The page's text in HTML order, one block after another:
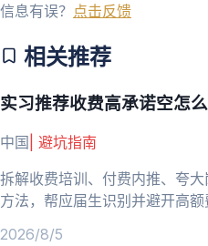
信息有误？ 点击反馈
相关推荐
实习推荐收费高承诺空怎
中国 避坑指南
拆解收费培训、付费内推、夸
方法，帮应届生识别并避开高额
2026/8/5